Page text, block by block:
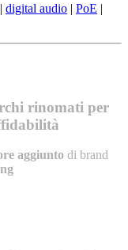
| digital audio | PoE |
rinomati per
aggiunto di brand